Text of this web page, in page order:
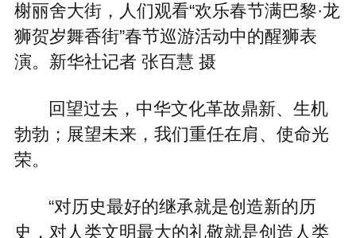
榭丽舍大街，人们观看“欢乐春节满巴黎·龙
狮贺岁舞香街”春节巡游活动中的醒狮表
演。新华社记者 张百慧 摄
回望过去，中华文化革故鼎新、生机
勃勃；展望未来，我们重任在肩、使命光
荣。
“对历史最好的继承就是创造新的历
史，对人类文明最大的礼敬就是创造人类